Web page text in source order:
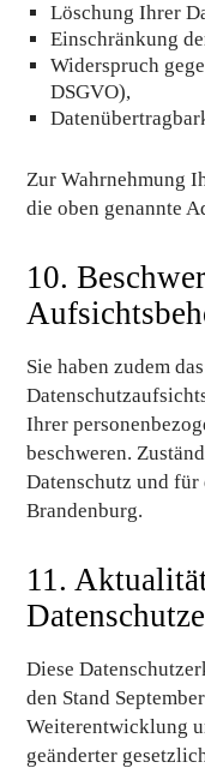
Löschung Ihrer
Einschränkung
Widerspruch
DSGVO),
Zur Wahrnehmung
die oben genannte
10.
Sie haben zudem
Ihrer
beschweren.
Datenschutz und
Brandenburg.
11.
Diese
den Stand
Weiterentwicklung
geänderter